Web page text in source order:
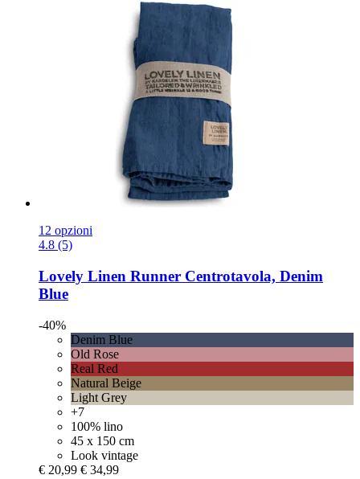
12 opzioni
4.8 (5)
Lovely Linen Runner Centrotavola, Denim
Blue
-40%
Denim Blue
Old Rose
Real Red
Natural Beige
Light Grey
+7
100% lino
45 x 150 cm
Look vintage
€ 20,99 € 34,99